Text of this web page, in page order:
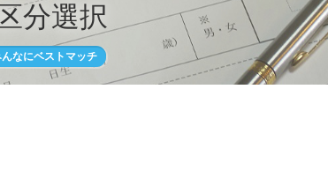
分選択
なにベストマッチ